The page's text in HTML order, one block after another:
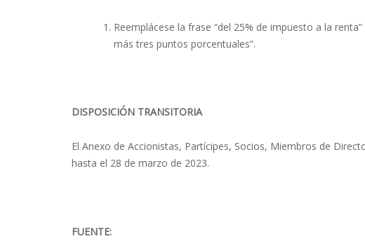
Reemplácese la frase “del 25% de impuesto a la
más tres puntos porcentuales”.
DISPOSICIÓN TRANSITORIA
El Anexo de Accionistas, Partícipes, Socios, Miembros de
hasta el 28 de marzo de 2023.
FUENTE: